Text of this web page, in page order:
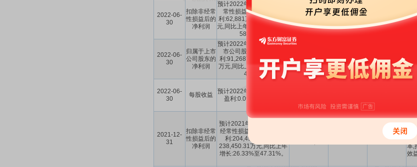
2022-06-
30
扣除非经常
性损益后的
净利润
预计2022年1-6月扣除非经
常性损益后的净利润盈
利:62,881万元至78,093万
元,同比上年下降:48.28%至
58.36%。
6.2881亿～
7.8093亿
-58.36%
52.6%
降
公
2022-06-
30
归属于上市
公司股东的
净利润
预计2022年1-6月归属于上
市公司股东的净利润盈
利:91,268万元至106,480
万元,同比上年下降:30%至
40%。
10.65亿
-40%～ -30%
141.61%
公
2022-06-
30
每股收益
预计2022年1-6月每股收益
盈利:0.09元至0.1元。
2021-12-
31
扣除非经常
性损益后的
净利润
预计2021年1-12月扣除非
经常性损益后的净利润盈
利:204,493.22万元至
238,450.31万元,同比上年
增长:26.33%至47.31%。
-136.67%
钢
部
革,
效